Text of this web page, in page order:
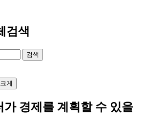
검색
경제를 계획할 수 있을